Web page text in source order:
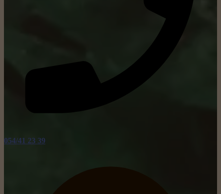
054/41 23 39